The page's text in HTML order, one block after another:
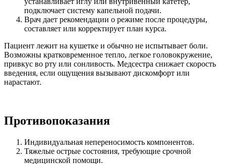
подключает систему капельной подачи.
Врач дает рекомендации о режиме после процедуры,
составляет или корректирует план курса.
Пациент лежит на кушетке и обычно не испытывает боли.
Возможны кратковременное тепло, легкое головокружение,
привкус во рту или сонливость. Медсестра снижает скорость
введения, если ощущения вызывают дискомфорт или
нарастают.
Противопоказания
Индивидуальная непереносимость компонентов.
Тяжелые острые состояния, требующие срочной
медицинской помощи.